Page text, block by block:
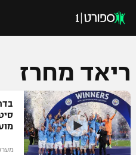
כדורגל ישראלי
ליגת העל
כדורגל עולמי
ריאד מחרז
מערכת